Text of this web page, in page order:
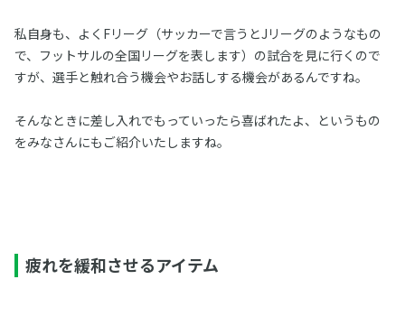
私自身も、よくFリーグ（サッカーで言うとJリーグのようなもの
で、フットサルの全国リーグを表します）の試合を見に行くので
すが、選手と触れ合う機会やお話しする機会があるんですね。
そんなときに差し入れでもっていったら喜ばれたよ、というもの
をみなさんにもご紹介いたしますね。
疲れを緩和させるアイテム